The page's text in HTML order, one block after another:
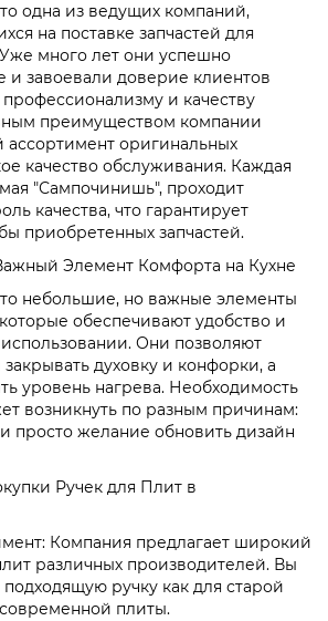
одна из ведущих компаний,
на поставке запчастей для
много лет они успешно
и завоевали доверие клиентов
и качеству
преимуществом компании
ассортимент оригинальных
качество обслуживания. Каждая
"Сампочинишь", проходит
качества, что гарантирует
приобретенных запчастей.
Элемент Комфорта на Кухне
небольшие, но важные элементы
обеспечивают удобство и
Они позволяют
духовку и конфорки, а
уровень нагрева. Необходимость
возникнуть по разным причинам:
просто желание обновить дизайн
Ручек для Плит в
Компания предлагает широкий
различных производителей. Вы
подходящую ручку как для старой
плиты.